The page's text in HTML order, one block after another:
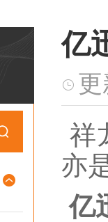
亿
祥
亦
亿